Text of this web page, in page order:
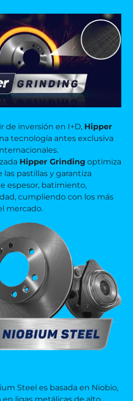
de inversión en I+D, Hipper
tecnología antes exclusiva
Hipper Grinding optimiza
pastillas y garantiza
espesor, batimiento,
cumpliendo con los más
mercado.
Steel es basada en Niobio,